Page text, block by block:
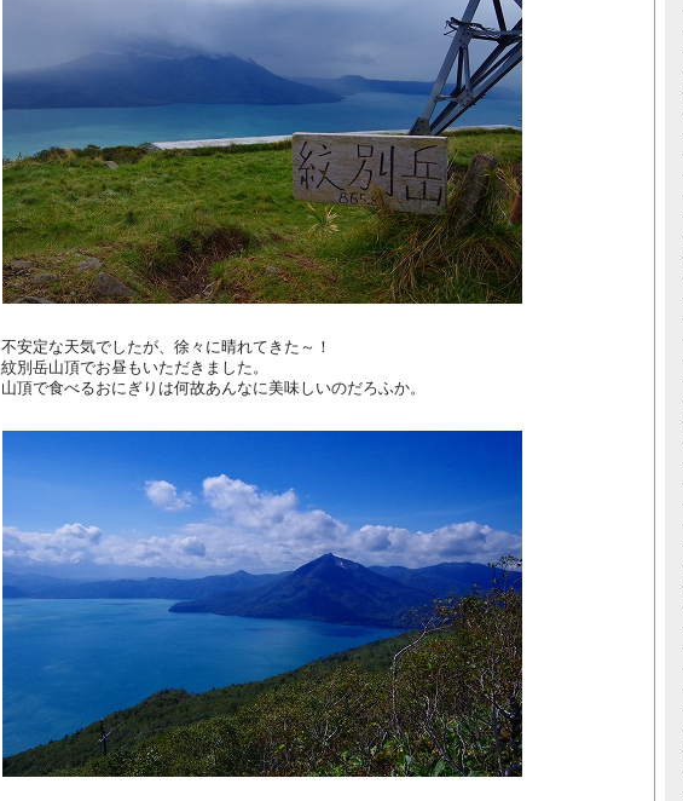
不安定な天気でしたが、徐々に晴れてきた～！
紋別岳山頂でお昼もいただきました。
山頂で食べるおにぎりは何故あんなに美味しいのだろふか。